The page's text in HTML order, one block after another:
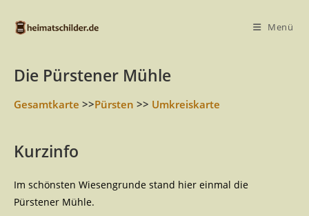
Menü
Die Pürstener Mühle
Gesamtkarte >>Pürsten >> Umkreiskarte
Kurzinfo
Im schönsten Wiesengrunde stand hier einmal die
Pürstener Mühle.